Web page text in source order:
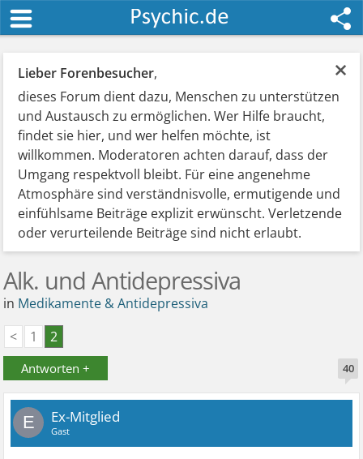
×
Lieber Forenbesucher,
dieses Forum dient dazu, Menschen zu unterstützen
und Austausch zu ermöglichen. Wer Hilfe braucht,
findet sie hier, und wer helfen möchte, ist
willkommen. Moderatoren achten darauf, dass der
Umgang respektvoll bleibt. Für eine angenehme
Atmosphäre sind verständnisvolle, ermutigende und
einfühlsame Beiträge explizit erwünscht. Verletzende
oder verurteilende Beiträge sind nicht erlaubt.
Alk. und Antidepressiva
in Medikamente & Antidepressiva
<
1 2
Antworten + 40
E Ex-Mitglied
Gast